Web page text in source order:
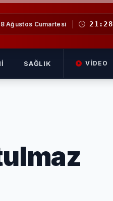
Ağustos Cumartesi 21:28
SAĞLIK VIDEO